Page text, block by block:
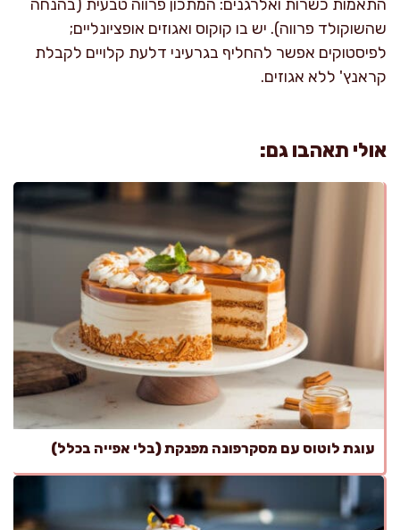
התאמות כשרות ואלרגנים: המתכון פרווה טבעית (בהנחה
שהשוקולד פרווה). יש בו קוקוס ואגוזים אופציונליים;
לפיסטוקים אפשר להחליף בגרעיני דלעת קלויים לקבלת
קראנץ' ללא אגוזים.
אולי תאהבו גם:
עוגת לוטוס עם מסקרפונה מפנקת (בלי אפייה בכלל)